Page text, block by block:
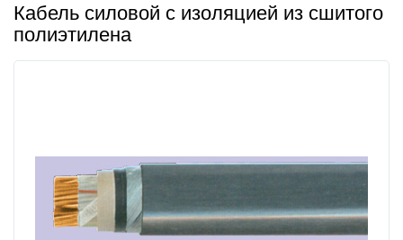
Кабель силовой с изоляцией из сшитого
полиэтилена